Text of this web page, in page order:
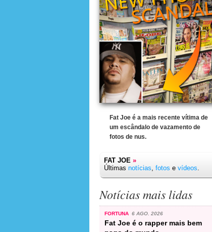
Fat Joe é a mais recente vítima de
um escândalo de vazamento de
fotos de nus.
FAT JOE »
Últimas notícias, fotos e vídeos.
Notícias mais lidas
FORTUNA 6 AGO. 2026
Fat Joe é o rapper mais bem